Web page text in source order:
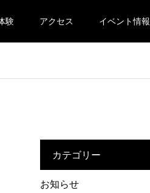
験 アクセス イベント情報
カテゴリー
お知らせ